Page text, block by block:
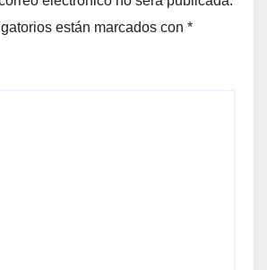
están marcados con *